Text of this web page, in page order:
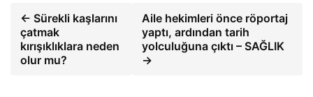
← Sürekli kaşlarını
çatmak
kırışıklıklara neden
olur mu?
Aile hekimleri önce röportaj
yaptı, ardından tarih
yolculuğuna çıktı – SAĞLIK
→